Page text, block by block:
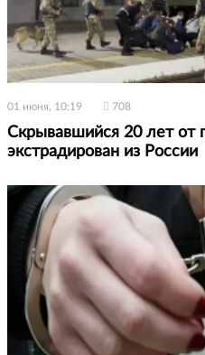
01 июня, 10:19 708
Скрывавшийся 20 лет от
экстрадирован из России